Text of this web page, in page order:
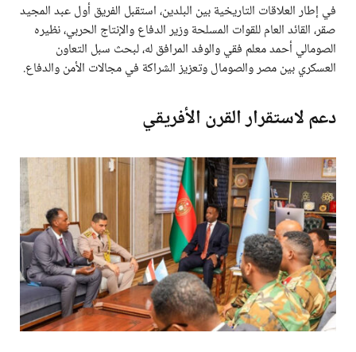
في إطار العلاقات التاريخية بين البلدين، استقبل الفريق أول عبد المجيد
صقر، القائد العام للقوات المسلحة وزير الدفاع والإنتاج الحربي، نظيره
الصومالي أحمد معلم فقي والوفد المرافق له، لبحث سبل التعاون
العسكري بين مصر والصومال وتعزيز الشراكة في مجالات الأمن والدفاع.
دعم لاستقرار القرن الأفريقي